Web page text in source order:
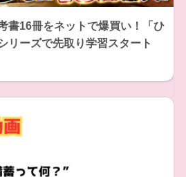
書16冊をネットで爆買い！「ひ
リーズで先取り学習スタート